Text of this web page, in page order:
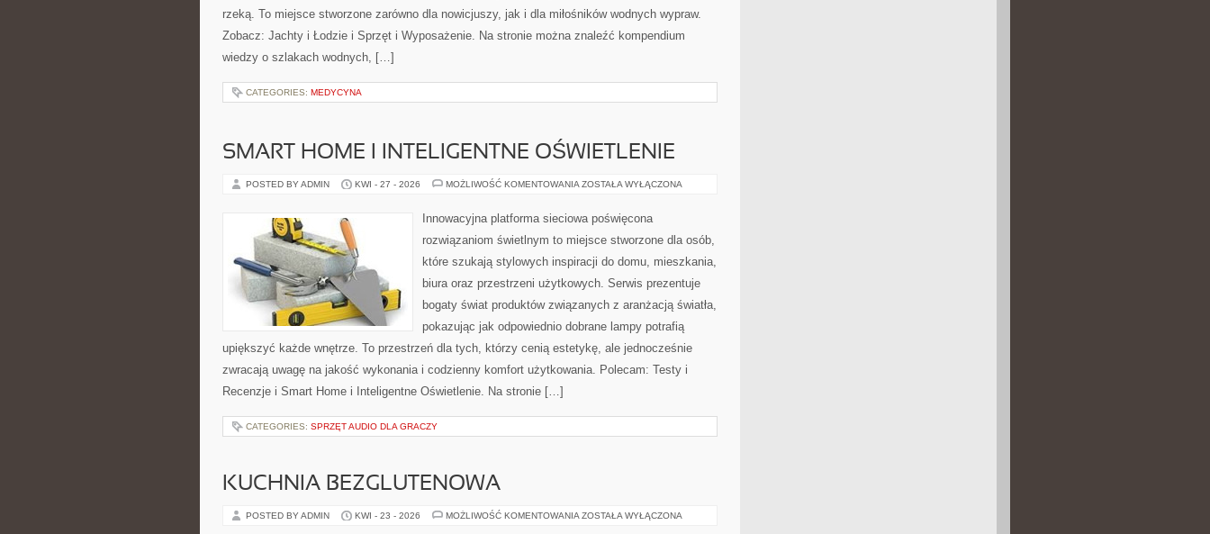
rzeką. To miejsce stworzone zarówno dla nowicjuszy, jak i dla miłośników wodnych wypraw.
Zobacz: Jachty i Łodzie i Sprzęt i Wyposażenie. Na stronie można znaleźć kompendium
wiedzy o szlakach wodnych, […]
CATEGORIES: MEDYCYNA
SMART HOME I INTELIGENTNE OŚWIETLENIE
POSTED BY ADMIN KWI - 27 - 2026 MOŻLIWOŚĆ KOMENTOWANIA SMART
INTELIGENTNE
OŚWIETLENIE
ZOSTAŁA WYŁĄCZONA
Innowacyjna platforma sieciowa poświęcona
rozwiązaniom świetlnym to miejsce stworzone dla osób,
które szukają stylowych inspiracji do domu, mieszkania,
biura oraz przestrzeni użytkowych. Serwis prezentuje
bogaty świat produktów związanych z aranżacją światła,
pokazując jak odpowiednio dobrane lampy potrafią
upiększyć każde wnętrze. To przestrzeń dla tych, którzy cenią estetykę, ale jednocześnie
zwracają uwagę na jakość wykonania i codzienny komfort użytkowania. Polecam: Testy i
Recenzje i Smart Home i Inteligentne Oświetlenie. Na stronie […]
CATEGORIES: SPRZĘT AUDIO DLA GRACZY
KUCHNIA BEZGLUTENOWA
POSTED BY ADMIN KWI - 23 - 2026 MOŻLIWOŚĆ KOMENTOWANIA KUCHNIA
ZOSTAŁA WYŁĄCZONA